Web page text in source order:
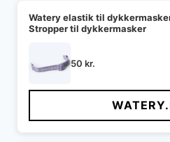
Watery elastik til
Stropper til dykkermasker
50 kr.